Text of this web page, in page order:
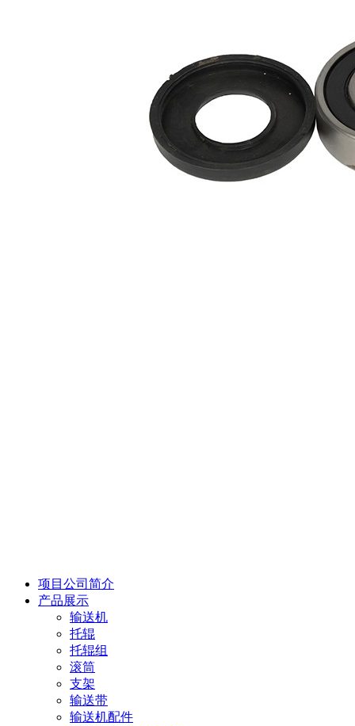
项目公司简介
产品展示
输送机
托辊
托辊组
滚筒
支架
输送带
输送机配件